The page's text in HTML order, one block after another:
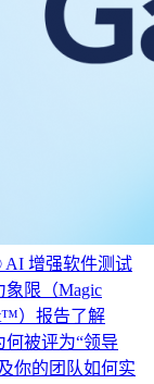
AI 增强软件测试
象限（Magic
）报告了解
何被评为“领导
你的团队如何实